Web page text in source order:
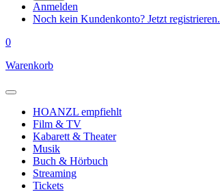
Anmelden
Noch kein Kundenkonto? Jetzt registrieren.
0
Warenkorb
HOANZL empfiehlt
Film & TV
Kabarett & Theater
Musik
Buch & Hörbuch
Streaming
Tickets